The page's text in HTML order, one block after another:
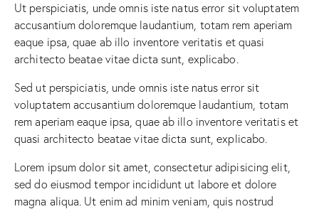
Ut perspiciatis, unde omnis iste natus error sit voluptatem
accusantium doloremque laudantium, totam rem aperiam
eaque ipsa, quae ab illo inventore veritatis et quasi
architecto beatae vitae dicta sunt, explicabo.
Sed ut perspiciatis, unde omnis iste natus error sit
voluptatem accusantium doloremque laudantium, totam
rem aperiam eaque ipsa, quae ab illo inventore veritatis et
quasi architecto beatae vitae dicta sunt, explicabo.
Lorem ipsum dolor sit amet, consectetur adipisicing elit,
sed do eiusmod tempor incididunt ut labore et dolore
magna aliqua. Ut enim ad minim veniam, quis nostrud